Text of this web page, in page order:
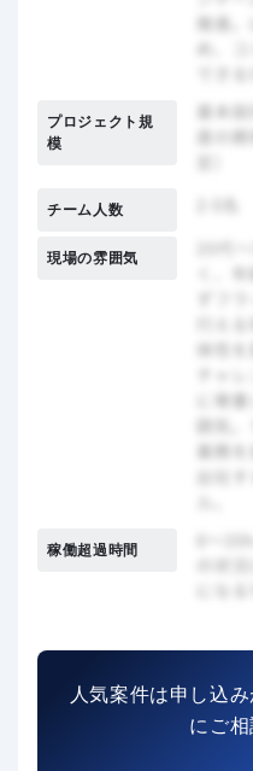
プロジェクト規
模
チーム人数
現場の雰囲気
稼働超過時間
人気案件は申し込
にご